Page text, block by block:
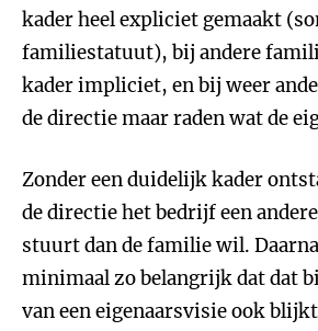
kader heel expliciet gemaakt
familiestatuut), bij andere
kader impliciet, en bij weer
de directie maar raden wat de
Zonder een duidelijk kader
de directie het bedrijf een
stuurt dan de familie wil.
minimaal zo belangrijk dat dat
van een eigenaarsvisie ook